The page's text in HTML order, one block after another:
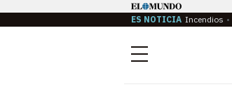
ES NOTICIA Incendios
Menú